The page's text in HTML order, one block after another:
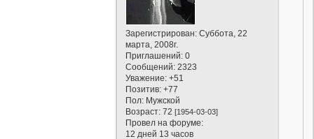
Зарегистрирован: Суббота, 22
марта, 2008г.
Приглашений: 0
Сообщений: 2323
Уважение: +51
Позитив: +77
Пол: Мужской
Возраст: 72[1954-03-03]
Провел на форуме:
12 дней 13 часов